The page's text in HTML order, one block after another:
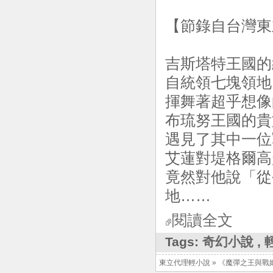
【節錄自台灣
吉斯塔特王國
自統領七塊領
揮舞著超乎想
布琉努王國的
遇見了其中一
艾蓮對堤格爾
竟然對他說「
地……
閱讀全文
Tags: 奇幻小說 ,
東立代理輕小說 » 《魔彈之王與戰